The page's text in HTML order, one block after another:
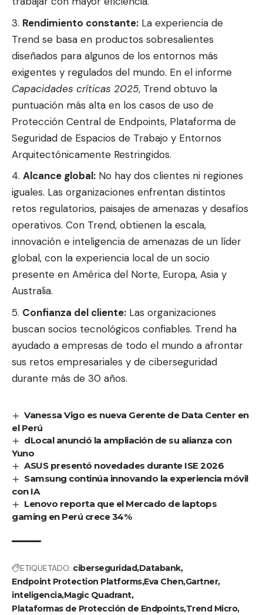
Rendimiento constante: La experiencia de
Trend se basa en productos sobresalientes
diseñados para algunos de los entornos más
exigentes y regulados del mundo. En el informe
Capacidades críticas 2025, Trend obtuvo la
puntuación más alta en los casos de uso de
Protección Central de Endpoints, Plataforma de
Seguridad de Espacios de Trabajo y Entornos
Arquitectónicamente Restringidos.
Alcance global: No hay dos clientes ni regiones
iguales. Las organizaciones enfrentan distintos
retos regulatorios, paisajes de amenazas y desafíos
operativos. Con Trend, obtienen la escala,
innovación e inteligencia de amenazas de un líder
global, con la experiencia local de un socio
presente en América del Norte, Europa, Asia y
Australia.
Confianza del cliente: Las organizaciones
buscan socios tecnológicos confiables. Trend ha
ayudado a empresas de todo el mundo a afrontar
sus retos empresariales y de ciberseguridad
durante más de 30 años.
Vanessa Vigo es nueva Gerente de Data Center en
el Perú
dLocal anunció la ampliación de su alianza con
Yuno
ASUS presentó novedades durante ISE 2026
Samsung continúa innovando la experiencia móvil
con IA
Lenovo reporta que el Mercado de laptops
gaming en Perú crece 34%
ETIQUETADO: ciberseguridadDatabank
Endpoint Protection PlatformsEva ChenGartner
inteligenciaMagic Quadrant
Plataformas de Protección de EndpointsTrend Micro